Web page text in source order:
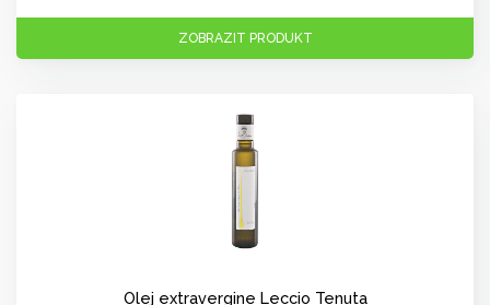
ZOBRAZIT PRODUKT
Olej extravergine Leccio Tenuta